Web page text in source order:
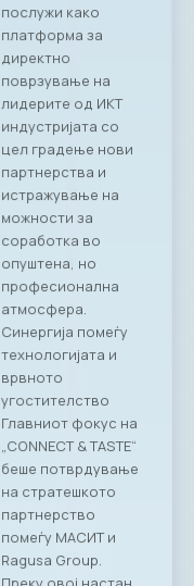
послужи како
платформа за
директно
поврзување на
лидерите од ИКТ
индустријата со
цел градење нови
партнерства и
истражување на
можности за
соработка во
опуштена, но
професионална
атмосфера.
Синергија помеѓу
технологијата и
врвното
угостителство
Главниот фокус на
„CONNECT & TASTE“
беше потврдување
на стратешкото
партнерство
помеѓу МАСИТ и
Ragusa Group.